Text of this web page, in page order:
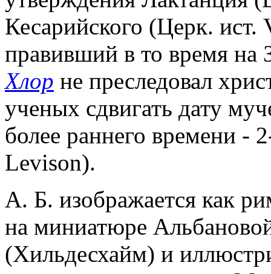
Кесарийского (Церк.
правивший в то время на
Хлор не преследовал
ученых сдвигать дату
более раннего времени
Levison).
А. Б. изображается как
на миниатюре
(Хильдесхайм) и